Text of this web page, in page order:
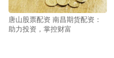
唐山股票配资 南昌期货配资：
助力投资，掌控财富